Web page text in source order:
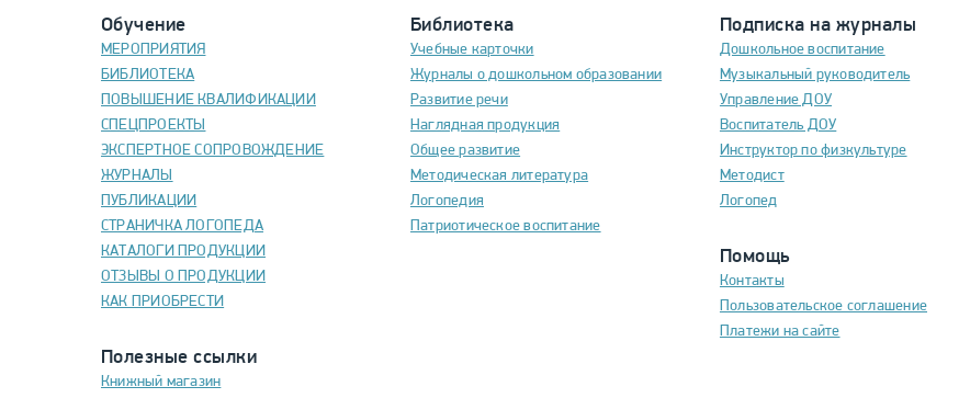
Обучение
МЕРОПРИЯТИЯ
БИБЛИОТЕКА
ПОВЫШЕНИЕ КВАЛИФИКАЦИИ
СПЕЦПРОЕКТЫ
ЭКСПЕРТНОЕ СОПРОВОЖДЕНИЕ
ЖУРНАЛЫ
ПУБЛИКАЦИИ
СТРАНИЧКА ЛОГОПЕДА
КАТАЛОГИ ПРОДУКЦИИ
ОТЗЫВЫ О ПРОДУКЦИИ
КАК ПРИОБРЕСТИ
Полезные ссылки
Книжный магазин
Библиотека
Учебные карточки
Журналы о дошкольном образовании
Развитие речи
Наглядная продукция
Общее развитие
Методическая литература
Логопедия
Патриотическое воспитание
Подписка на журналы
Дошкольное воспитание
Музыкальный руководитель
Управление ДОУ
Воспитатель ДОУ
Инструктор по физкультуре
Методист
Логопед
Помощь
Контакты
Пользовательское соглашение
Платежи на сайте